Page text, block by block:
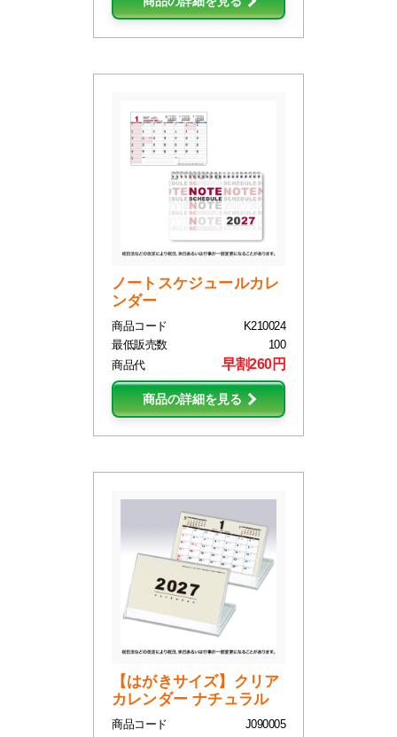
ノートスケジュールカレ
ンダー
商品コード
K210024
最低販売数
100
商品代
早割260円
商品の詳細を見る
【はがきサイズ】クリア
カレンダー ナチュラル
商品コード
J090005